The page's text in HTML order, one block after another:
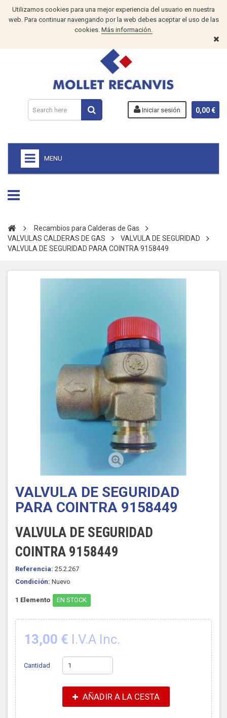
Utilizamos cookies para una mejor experiencia del usuario en nuestra
web. Para continuar navengando por la web debes aceptar el uso de las
cookies. Más información.
0,00 €
Iniciar sesión
MENU
Recambios para Calderas de Gas
VALVULAS CALDERAS DE GAS
VALVULA DE SEGURIDAD
VALVULA DE SEGURIDAD PARA COINTRA 9158449
VALVULA DE SEGURIDAD
PARA COINTRA 9158449
VALVULA DE SEGURIDAD
COINTRA 9158449
Referencia: 25.2.267
Condición: Nuevo
1 Elemento EN STOCK
13,00 € I.V.A Inc.
Cantidad
AÑADIR A LA CESTA